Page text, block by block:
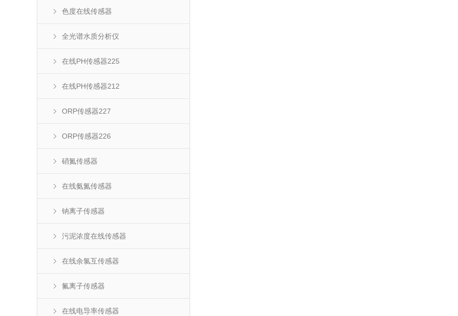
色度在线传感器
全光谱水质分析仪
在线PH传感器225
在线PH传感器212
ORP传感器227
ORP传感器226
硝氮传感器
在线氨氮传感器
钠离子传感器
污泥浓度在线传感器
在线余氯互传感器
氟离子传感器
在线电导率传感器